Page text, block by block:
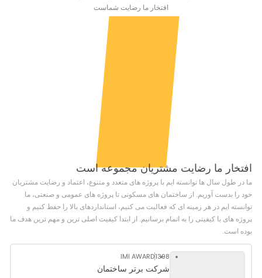
افتخار ما رضایت شماست
افتخار ما رضایت مشتریان مجموعه است
ما در طول سال ها توانسته ایم با پروژه های متعدد و متنوع، اعتماد و رضایت مشتریان
خود را بدست آوریم. از ساختمان های مسکونی تا پروژه های عمومی و صنعتی، ما
توانسته ایم در هر زمینه ای که فعالیت می کنیم، استانداردهای بالا را حفظ کنیم و
پروژه های با کیفیتی را به اتمام برسانیم. از ابتدا کیفیت اصلی ترین و مهم ترین هدف ما
بوده است.
1398
IMI AWARD
شرکت برتر ساختمان